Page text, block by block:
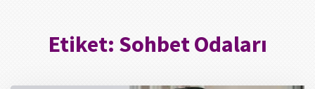
Etiket: Sohbet Odaları